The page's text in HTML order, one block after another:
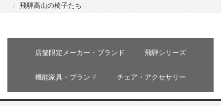
飛騨高山の椅子たち
店舗限定メーカー・ブランド 飛騨シリーズ
機能家具・ブランド チェア・アクセサリー